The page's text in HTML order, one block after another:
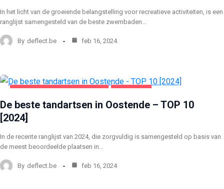
In het licht van de groeiende belangstelling voor recreatieve activiteiten, is een
ranglijst samengesteld van de beste zwembaden…
By deflect.be feb 16, 2024
De beste tandartsen in Oostende – TOP 10
[2024]
In de recente ranglijst van 2024, die zorgvuldig is samengesteld op basis van
de meest beoordeelde plaatsen in…
By deflect.be feb 16, 2024